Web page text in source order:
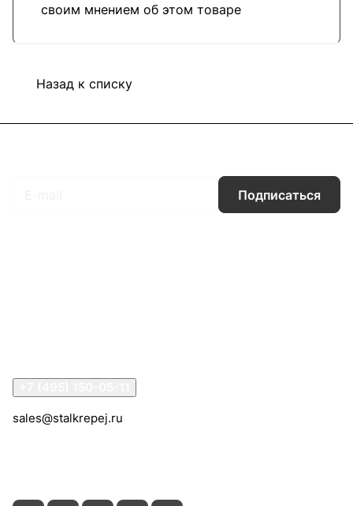
своим мнением об этом товаре
Назад к списку
Подписаться
sales@stalkrepej.ru